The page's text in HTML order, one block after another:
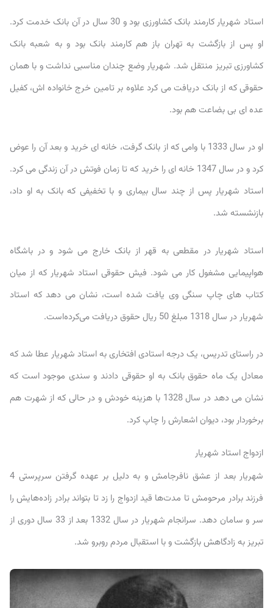
استاد شهریار کارمند بانک کشاورزی بود و 30 سال در آن بانک خدمت کرد.
او پس از بازگشت به تهران باز هم کارمند بانک بود و به شعبه بانک
کشاورزی تبریز منتقل شد. شهریار وضع چندان مناسبی نداشت و با همان
حقوقی که از بانک دریافت می کرد علاوه بر تامین خرج خانواده اش، کفیل
عده ای بی بضاعت هم بود.
او در سال 1333 با وامی که از بانک گرفت، خانه ای خرید و بعد آن را عوض
کرد و در سال 1347 خانه ای را خرید که تا زمان فوتش در آن زندگی می کرد.
استاد شهریار پس از چند سال بیماری و با تخفیفی که بانک به او داد،
بازنشسته شد.
استاد شهریار در مقطعی به قهر از بانک خارج می شود و در باشگاه
هواپیمایی مشغول کار می شود. فیش حقوقی استاد شهریار که از میان
کتاب های چاپ سنگی وی یافت شده است، نشان می دهد که استاد
شهریار در سال 1318 مبلغ 50 ریال حقوق دریافت می‌کرده‌است.
در راستای تدریس، یک درجه استادی افتخاری به استاد شهریار عطا شد که
معادل یک ماه حقوق بانک به او حقوقی دادند و سندی موجود است که
نشان می دهد در سال 1328 با هزینه خودش و در حالی که از شهرت هم
برخوردار بود، دیوان اشعارش را چاپ کرد.
ازدواج استاد شهریار
شهریار بعد از عشق نافرجامش و به دلیل بر عهده گرفتن سرپرستی 4
فرزند برادر مرحومش تا مدت‌ها قید ازدواج را زد تا بتواند برادر زاده‌هایش را
سر و سامان دهد. سرانجام شهریار در سال 1332 بعد از 33 سال دوری از
تبریز به زادگاهش بازگشت و با استقبال مردم روبرو شد.